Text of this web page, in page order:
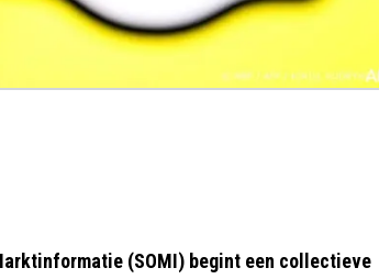
(SOMI) begint een collectieve